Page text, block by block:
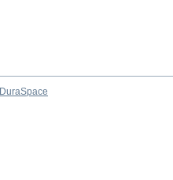
DuraSpace